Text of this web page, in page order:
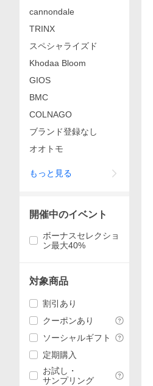
cannondale
TRINX
スペシャライズド
Khodaa Bloom
GIOS
BMC
COLNAGO
ブランド登録なし
オオトモ
もっと見る
開催中のイベント
ボーナスセレクショ
ン最大40%
対象商品
割引あり
クーポンあり
ソーシャルギフト
定期購入
お試し・
サンプリング